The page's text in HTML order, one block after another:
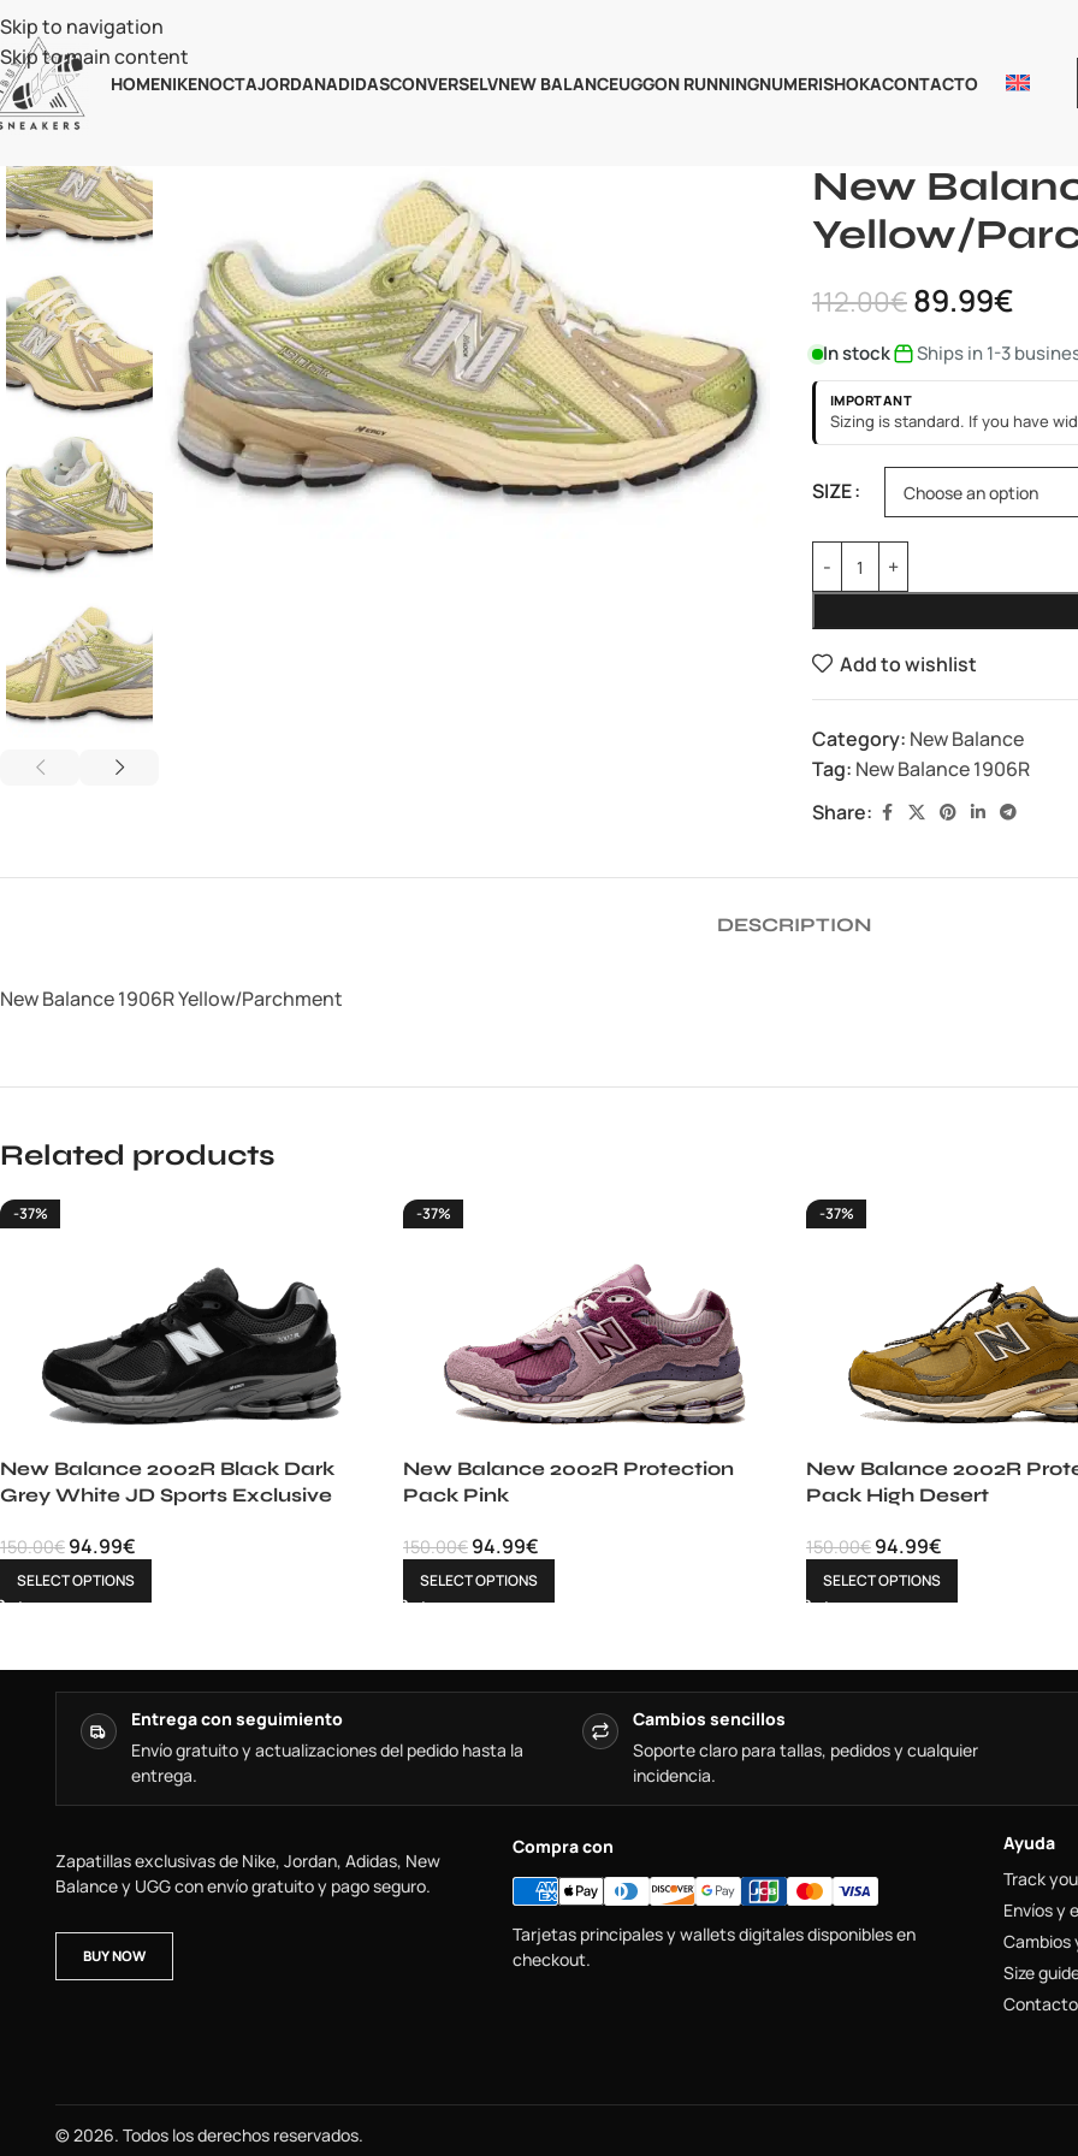
Skip to navigation
Skip to main content
HOMENIKENOCTAJORDANADIDASCONVERSELVNEW BALANCEUGGON RUNNINGNUMERISHOKACONTACTO
New
Yellow/
112.00€89.99€
In stock Ships in 1-3
IMPORTANT
Sizing is standard. If you have
SIZE
Add to wishlist
Category: New Balance
Tag: New Balance 1906R
Share:
DESCRIPTION
New Balance 1906R Yellow/Parchment
Related products
-37%
New Balance 2002R Black Dark
Grey White JD Sports Exclusive
150.00€ 94.99€
SELECT OPTIONS
-37%
New Balance 2002R Protection
Pack Pink
150.00€ 94.99€
SELECT OPTIONS
-37%
New Balance 2002R
Pack High Desert
150.00€ 94.99€
SELECT OPTIONS
Entrega con seguimiento
Envío gratuito y actualizaciones del pedido hasta la
entrega.
Cambios sencillos
Soporte claro para tallas, pedidos y cualquier
incidencia.
Zapatillas exclusivas de Nike, Jordan, Adidas, New
Balance y UGG con envío gratuito y pago seguro.
BUY NOW
Compra con
Tarjetas principales y wallets digitales disponibles en
checkout.
Ayuda
Track
Envíos y
Cambios
Size
Contacto
© 2026. Todos los derechos reservados.